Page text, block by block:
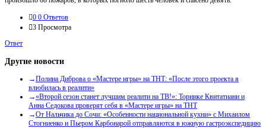
0 0 Ответов
3 Просмотра
Ответ
Другие новости
Полина Диброва о «Мастере игры» на ТНТ: «После этого проекта я
влюбилась в реалити»
«Второй сезон станет лучшим реалити на ТВ!»: Торнике Квитатиани и
Анна Седокова проверят себя в «Мастере игры» на ТНТ
От Нальчика до Сочи: «Особенности национальной кухни» с Михаилом
Стогниенко и Пьером Карбонарой отправляются в южную гастроэкспедицию